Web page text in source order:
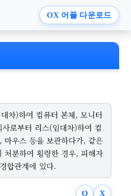
OX 어플 다운로드
차)하여 컴퓨터 본체, 모니터
로부터 리스(임대차)하여 컴
우스 등을 보관하다가, 같은
처분하여 횡령한 경우, 피해자
합관계에 있다.
O X